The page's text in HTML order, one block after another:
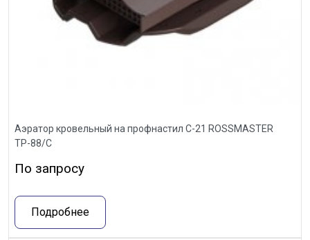
Аэратор кровельный на профнастил С-21 ROSSMASTER
ТР-88/С
По запросу
Подробнее